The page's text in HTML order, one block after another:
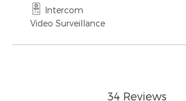
Intercom
Video Surveillance
34 Reviews